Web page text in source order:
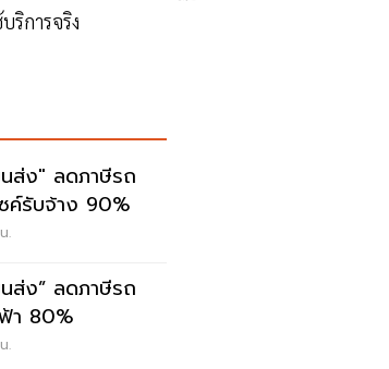
การจริง
ส่ง" ลดภาษีรถ
ค์รับจ้าง 90%
.
ส่ง” ลดภาษีรถ
า 80%
.